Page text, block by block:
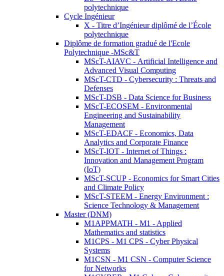
polytechnique
Cycle Ingénieur
X - Titre d’Ingénieur diplômé de l’École
polytechnique
Diplôme de formation gradué de l'Ecole
Polytechnique -MSc&T
MScT-AIAVC - Artificial Intelligence and
Advanced Visual Computing
MScT-CTD - Cybersecurity : Threats and
Defenses
MScT-DSB - Data Science for Business
MScT-ECOSEM - Environmental
Engineering and Sustainability
Management
MScT-EDACF - Economics, Data
Analytics and Corporate Finance
MScT-IOT - Internet of Things :
Innovation and Management Program
(IoT)
MScT-SCUP - Economics for Smart Cities
and Climate Policy
MScT-STEEM - Energy Environment :
Science Technology & Management
Master (DNM)
M1APPMATH - M1 - Applied
Mathematics and statistics
M1CPS - M1 CPS - Cyber Physical
Systems
M1CSN - M1 CSN - Computer Science
for Networks